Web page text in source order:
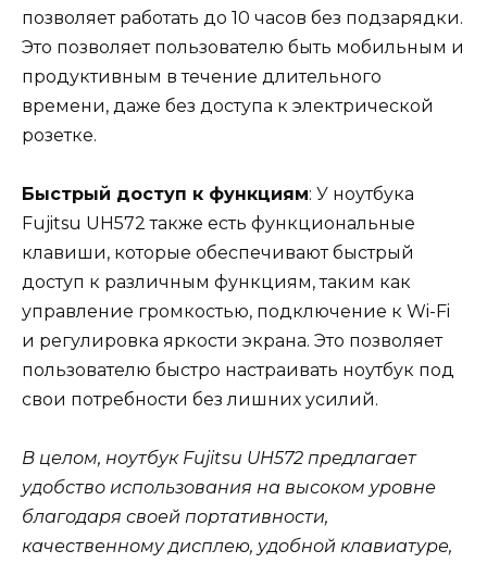
позволяет работать до 10 часов без подзарядки.
Это позволяет пользователю быть мобильным и
продуктивным в течение длительного
времени, даже без доступа к электрической
розетке.
Быстрый доступ к функциям: У ноутбука
Fujitsu UH572 также есть функциональные
клавиши, которые обеспечивают быстрый
доступ к различным функциям, таким как
управление громкостью, подключение к Wi-Fi
и регулировка яркости экрана. Это позволяет
пользователю быстро настраивать ноутбук под
свои потребности без лишних усилий.
В целом, ноутбук Fujitsu UH572 предлагает
удобство использования на высоком уровне
благодаря своей портативности,
качественному дисплею, удобной клавиатуре,